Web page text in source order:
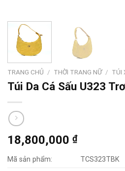
TRANG CHỦ / THỜI TRANG NỮ / TÚI
Túi Da Cá Sấu U323
18,800,000 ₫
Mã sản phẩm:
TCS323TBK